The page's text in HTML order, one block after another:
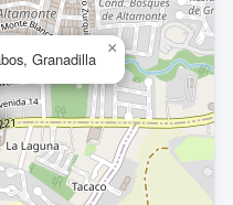
Granadilla
×